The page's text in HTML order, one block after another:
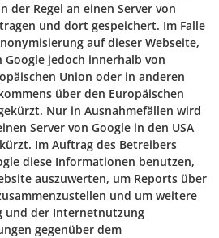
der Regel an einen Server von
und dort gespeichert. Im Falle
auf dieser Webseite,
Google jedoch innerhalb von
Union oder in anderen
über den Europäischen
Nur in Ausnahmefällen wird
Server von Google in den USA
Im Auftrag des Betreibers
diese Informationen benutzen,
auszuwerten, um Reports über
und um weitere
und der Internetnutzung
gegenüber dem